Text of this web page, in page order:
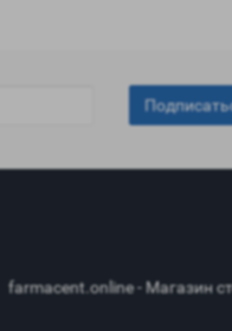
farmacent.online - Магазин